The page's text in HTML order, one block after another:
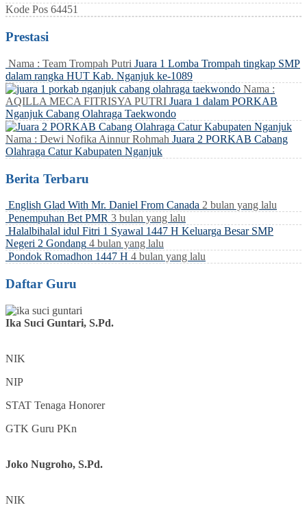
Kode Pos 64451
Prestasi
Nama : Team Trompah Putri Juara 1 Lomba Trompah tingkap SMP
dalam rangka HUT Kab. Nganjuk ke-1089
Nama :
AQILLA MECA FITRISYA PUTRI Juara 1 dalam PORKAB
Nganjuk Cabang Olahraga Taekwondo
Nama : Dewi Nofika Ainnur Rohmah Juara 2 PORKAB Cabang
Olahraga Catur Kabupaten Nganjuk
Berita Terbaru
English Glad With Mr. Daniel From Canada 2 bulan yang lalu
Penempuhan Bet PMR 3 bulan yang lalu
Halalbihalal idul Fitri 1 Syawal 1447 H Keluarga Besar SMP
Negeri 2 Gondang 4 bulan yang lalu
Pondok Romadhon 1447 H 4 bulan yang lalu
Daftar Guru
Ika Suci Guntari, S.Pd.
NIK
NIP
STAT Tenaga Honorer
GTK Guru PKn
Joko Nugroho, S.Pd.
NIK